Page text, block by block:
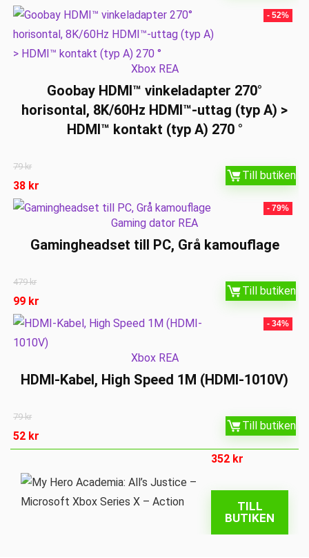
- 52%
Xbox REA
Goobay HDMI™ vinkeladapter 270°
horisontal, 8K/60Hz HDMI™-uttag (typ A) >
HDMI™ kontakt (typ A) 270 °
79kr
38 kr
Till butiken
- 79%
Gaming dator REA
Gamingheadset till PC, Grå kamouflage
479kr
99 kr
Till butiken
- 34%
Xbox REA
HDMI-Kabel, High Speed 1M (HDMI-1010V)
79kr
52 kr
Till butiken
352 kr
TILL
BUTIKEN